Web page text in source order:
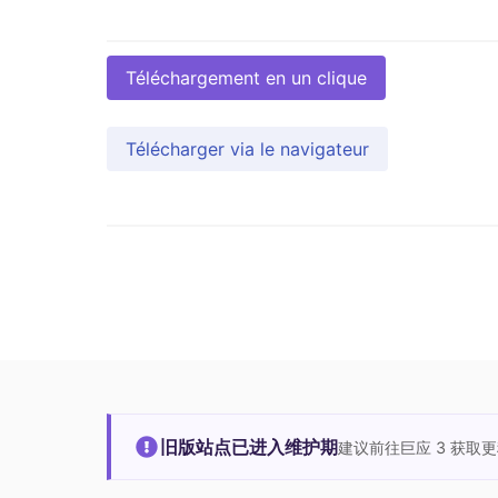
Téléchargement en un clique
Télécharger via le navigateur
旧版站点已进入维护期建议前往巨应 3 获取更